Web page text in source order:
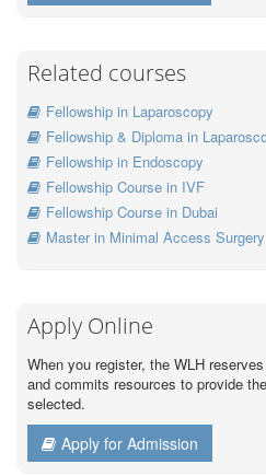
Related courses
Fellowship in Laparoscopy
Fellowship & Diploma in
Fellowship in Endoscopy
Fellowship Course in IVF
Fellowship Course in Dubai
Master in Minimal Access Surgery
Apply Online
When you register, the WLH
and commits resources to provide
selected.
Apply for Admission